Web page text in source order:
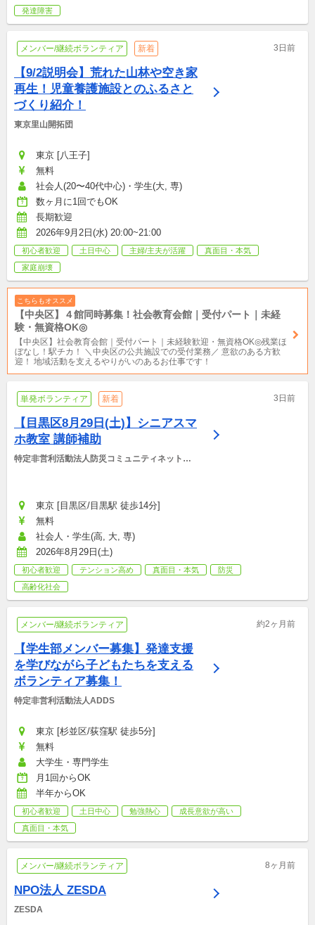
発達障害
メンバー/継続ボランティア 新着 3日前
【9/2説明会】荒れた山林や空き家
再生！児童養護施設とのふるさと
づくり紹介！
東京里山開拓団
東京 [八王子]
無料
社会人(20〜40代中心)・学生(大, 専)
数ヶ月に1回でもOK
長期歓迎
2026年9月2日(水) 20:00~21:00
初心者歓迎 土日中心 主婦/主夫が活躍
真面目・本気
家庭崩壊
こちらもオススメ
【中央区】４館同時募集！社会教育会館｜受付パート｜未経
験・無資格OK◎
【中央区】社会教育会館｜受付パート｜未経験歓迎・無資格OK◎残業ほ
ぼなし！駅チカ！ ＼中央区の公共施設での受付業務／ 意欲のある方歓
迎！ 地域活動を支えるやりがいのあるお仕事です！
単発ボランティア 新着 3日前
【目黒区8月29日(土)】シニアスマ
ホ教室 講師補助
特定非営利活動法人防災コミュニティネットワ
東京 [目黒区/目黒駅 徒歩14分]
無料
社会人・学生(高, 大, 専)
2026年8月29日(土)
初心者歓迎 テンション高め 真面目・本気
防災
高齢化社会
メンバー/継続ボランティア 約2ヶ月前
【学生部メンバー募集】発達支援
を学びながら子どもたちを支える
ボランティア募集！
特定非営利活動法人ADDS
東京 [杉並区/荻窪駅 徒歩5分]
無料
大学生・専門学生
月1回からOK
半年からOK
初心者歓迎 土日中心 勉強熱心
成長意欲が高い
真面目・本気
メンバー/継続ボランティア 8ヶ月前
NPO法人 ZESDA
ZESDA